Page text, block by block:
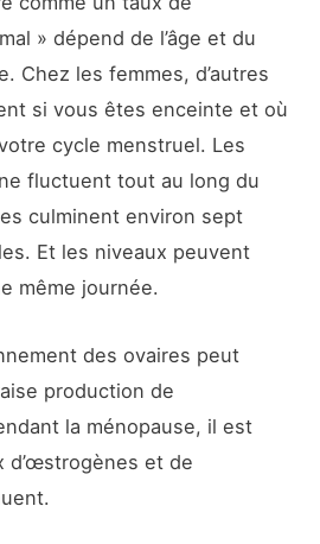
» dépend de l’âge et du
Chez les femmes, d’autres
si vous êtes enceinte et où
cycle menstruel. Les
fluctuent tout au long du
culminent environ sept
Et les niveaux peuvent
même journée.
des ovaires peut
production de
la ménopause, il est
d’œstrogènes et de